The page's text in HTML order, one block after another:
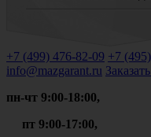
+7 (499) 476-82-09 +7 (495)
info@mazgarant.ru
пн-чт 9:00-18:00,
пт 9:00-17:00,